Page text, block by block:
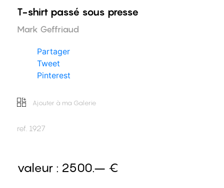
T-shirt passé sous presse
Mark Geffriaud
Partager
Tweet
Pinterest
Ajouter à ma Galerie
ref. 1927
valeur : 2500.– €